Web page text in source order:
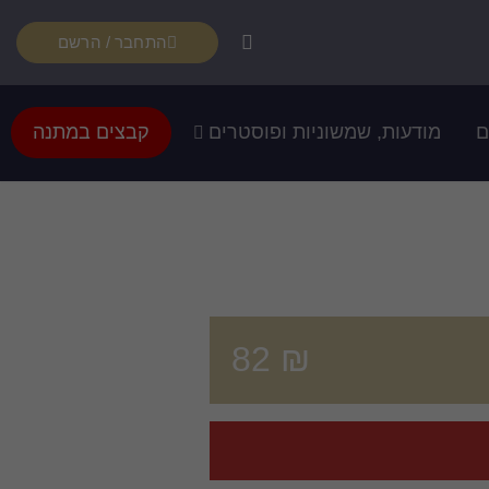
התחבר / הרשם
מודעות, שמשוניות ופוסטרים קבצים במתנה
₪